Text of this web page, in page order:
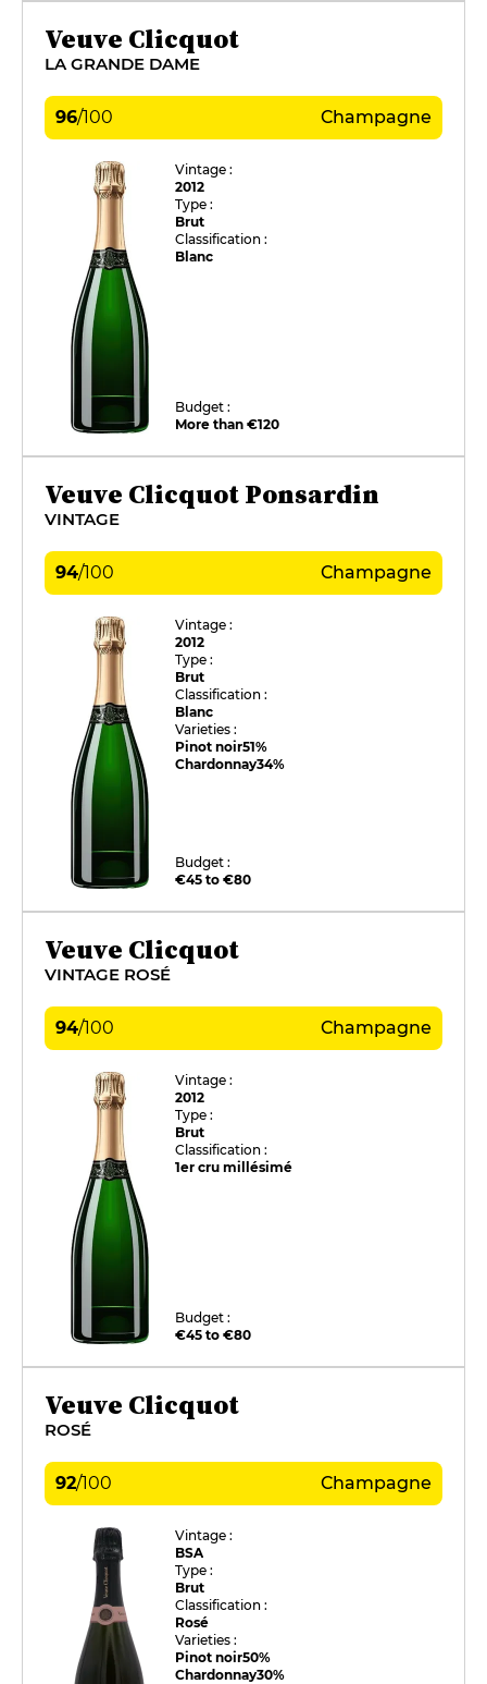
Veuve Clicquot
LA GRANDE DAME
96/100 Champagne
Vintage :
2012
Type :
Brut
Classification :
Blanc
Budget :
More than €120
Veuve Clicquot Ponsardin
VINTAGE
94/100 Champagne
Vintage :
2012
Type :
Brut
Classification :
Blanc
Varieties :
Pinot noir51%
Chardonnay34%
Budget :
€45 to €80
Veuve Clicquot
VINTAGE ROSÉ
94/100 Champagne
Vintage :
2012
Type :
Brut
Classification :
1er cru millésimé
Budget :
€45 to €80
Veuve Clicquot
ROSÉ
92/100 Champagne
Vintage :
BSA
Type :
Brut
Classification :
Rosé
Varieties :
Pinot noir50%
Chardonnay30%